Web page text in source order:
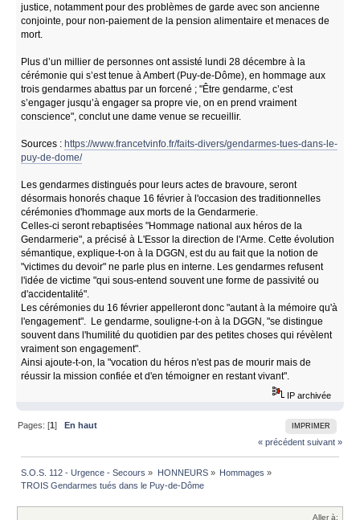
justice, notamment pour des problèmes de garde avec son ancienne
conjointe, pour non-paiement de la pension alimentaire et menaces de
mort.
Plus d’un millier de personnes ont assisté lundi 28 décembre à la
cérémonie qui s’est tenue à Ambert (Puy-de-Dôme), en hommage aux
trois gendarmes abattus par un forcené ; "Être gendarme, c’est
s’engager jusqu’à engager sa propre vie, on en prend vraiment
conscience", conclut une dame venue se recueillir.
Sources : https://www.francetvinfo.fr/faits-divers/gendarmes-tues-dans-le-
puy-de-dome/
Les gendarmes distingués pour leurs actes de bravoure, seront
désormais honorés chaque 16 février à l'occasion des traditionnelles
cérémonies d'hommage aux morts de la Gendarmerie.
Celles-ci seront rebaptisées "Hommage national aux héros de la
Gendarmerie", a précisé à L'Essor la direction de l'Arme. Cette évolution
sémantique, explique-t-on à la DGGN, est du au fait que la notion de
"victimes du devoir" ne parle plus en interne. Les gendarmes refusent
l'idée de victime "qui sous-entend souvent une forme de passivité ou
d'accidentalité".
Les cérémonies du 16 février appelleront donc "autant à la mémoire qu'à
l'engagement". Le gendarme, souligne-t-on à la DGGN, "se distingue
souvent dans l'humilité du quotidien par des petites choses qui révèlent
vraiment son engagement".
Ainsi ajoute-t-on, la "vocation du héros n'est pas de mourir mais de
réussir la mission confiée et d'en témoigner en restant vivant".
IP archivée
IMPRIMER
Pages: [1]En haut
« précédent suivant »
S.O.S. 112 - Urgence - Secours » HONNEURS» Hommages »
TROIS Gendarmes tués dans le Puy-de-Dôme
Aller à: